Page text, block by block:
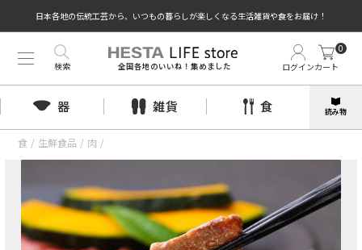
日本各地の伝統工芸から、いつもの暮らしが楽しくなる生活雑貨や食をお届け！
全国各地のいいね！集めました ログインカート
0
検索
器 雑貨 食 読み物
食 / 生鮮食品 / 肉 /